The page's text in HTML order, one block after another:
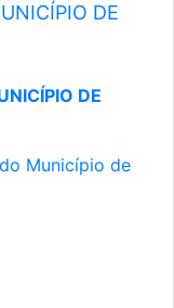
DE
DE
Município de